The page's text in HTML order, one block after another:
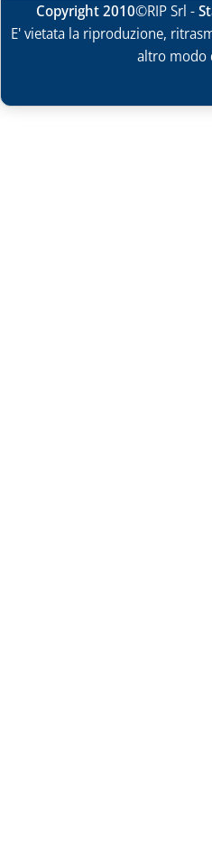
Copyright 2010©RIP Srl -
E' vietata la riproduzione,
altro modo